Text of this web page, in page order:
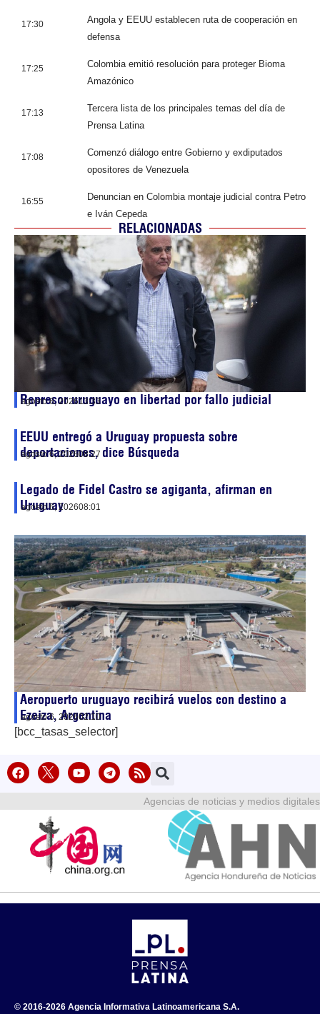
17:30
Angola y EEUU establecen ruta de cooperación en
defensa
17:25
Colombia emitió resolución para proteger Bioma
Amazónico
17:13
Tercera lista de los principales temas del día de
Prensa Latina
17:08
Comenzó diálogo entre Gobierno y exdiputados
opositores de Venezuela
16:55
Denuncian en Colombia montaje judicial contra Petro
e Iván Cepeda
RELACIONADAS
Represor uruguayo en libertad por fallo judicial
agosto 6, 202613:33
EEUU entregó a Uruguay propuesta sobre
deportaciones, dice Búsqueda
agosto 6, 202608:27
Legado de Fidel Castro se agiganta, afirman en
Uruguay
agosto 6, 202608:01
Aeropuerto uruguayo recibirá vuelos con destino a
Ezeiza, Argentina
agosto 6, 202602:10
[bcc_tasas_selector]
Agencias de noticias y medios digitales
© 2016-2026 Agencia Informativa Latinoamericana S.A.